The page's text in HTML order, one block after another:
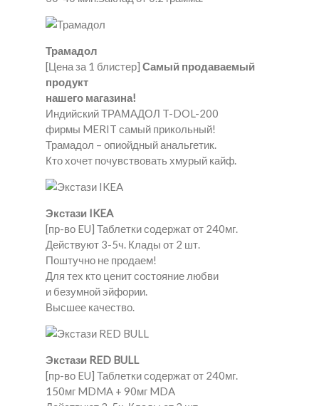
Трамадол
[Цена за 1 блистер] Самый продаваемый
продукт
нашего магазина!
Индийский ТРАМАДОЛ T-DOL-200
фирмы MERIT самый прикольный!
Трамадол – опиойдный анальгетик.
Кто хочет почувствовать хмурый кайф.
Экстази IKEA
[пр-во EU] Таблетки содержат от 240мг.
Действуют 3-5ч. Клады от 2 шт.
Поштучно не продаем!
Для тех кто ценит состояние любви
и безумной эйфории.
Высшее качество.
Экстази RED BULL
[пр-во EU] Таблетки содержат от 240мг.
150мг MDMA + 90мг MDA